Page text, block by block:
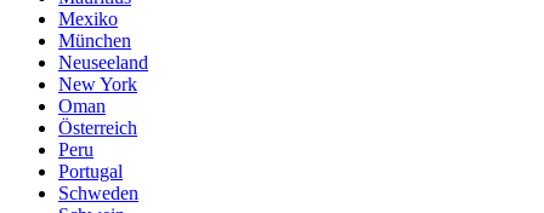
Mexiko
München
Neuseeland
New York
Oman
Österreich
Peru
Portugal
Schweden